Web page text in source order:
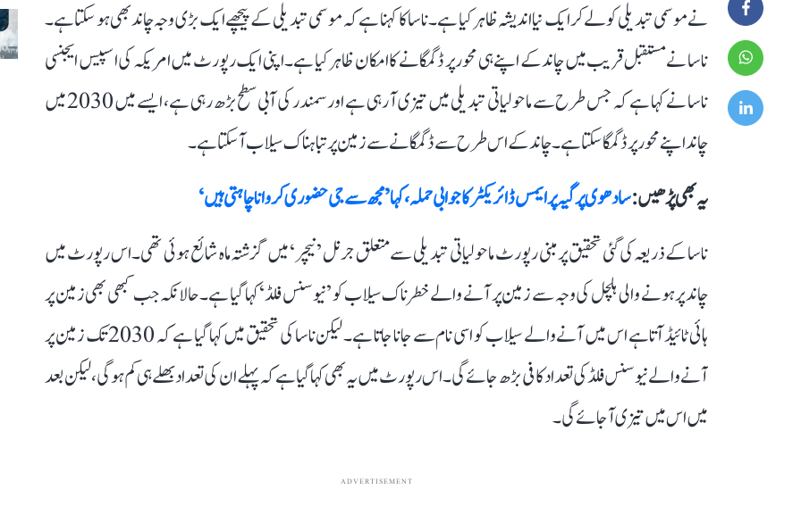
نے موسمی تبدیلی کو لے کر ایک نیا اندیشہ ظاہر کیا ہے۔ ناسا کا کہنا ہے کہ موسمی تبدیلی کے پیچھے ایک بڑی وجہ چاند بھی ہو سکتا ہے۔
ناسا نے مستقبل قریب میں چاند کے اپنے ہی محور پر ڈگمگانے کا امکان ظاہر کیا ہے۔ اپنی ایک رپورٹ میں امریکہ کی اسپیس ایجنسی
ناسا نے کہا ہے کہ جس طرح سے ماحولیاتی تبدیلی میں تیزی آ رہی ہے اور سمندر کی آبی سطح بڑھ رہی ہے، ایسے میں 2030 میں
چاند اپنے محور پر ڈگمگا سکتا ہے۔ چاند کے اس طرح سے ڈگمگانے سے زمین پر تباہناک سیلاب آ سکتا ہے۔
یہ بھی پڑھیں :سادھوی پرگیہ پر ایمس ڈائریکٹر کا جوابی حملہ، کہا ’مجھ سے جی حضوری کروانا چاہتی ہیں‘
ناسا کے ذریعہ کی گئی تحقیق پر مبنی رپورٹ ماحولیاتی تبدیلی سے متعلق جرنل ’نیچر‘ میں گزشتہ ماہ شائع ہوئی تھی۔ اس رپورٹ میں
چاند پر ہونے والی ہلچل کی وجہ سے زمین پر آنے والے خطرناک سیلاب کو ’نیوسنس فلڈ‘ کہا گیا ہے۔ حالانکہ جب کبھی بھی زمین پر
ہائی ٹائیڈ آتا ہے اس میں آنے والے سیلاب کو اسی نام سے جانا جاتا ہے۔ لیکن ناسا کی تحقیق میں کہا گیا ہے کہ 2030 تک زمین پر
آنے والے نیوسنس فلڈ کی تعداد کافی بڑھ جائے گی۔ اس رپورٹ میں یہ بھی کہا گیا ہے کہ پہلے ان کی تعداد بھلے ہی کم ہوگی، لیکن بعد
میں اس میں تیزی آ جائے گی۔
ADVERTISEMENT